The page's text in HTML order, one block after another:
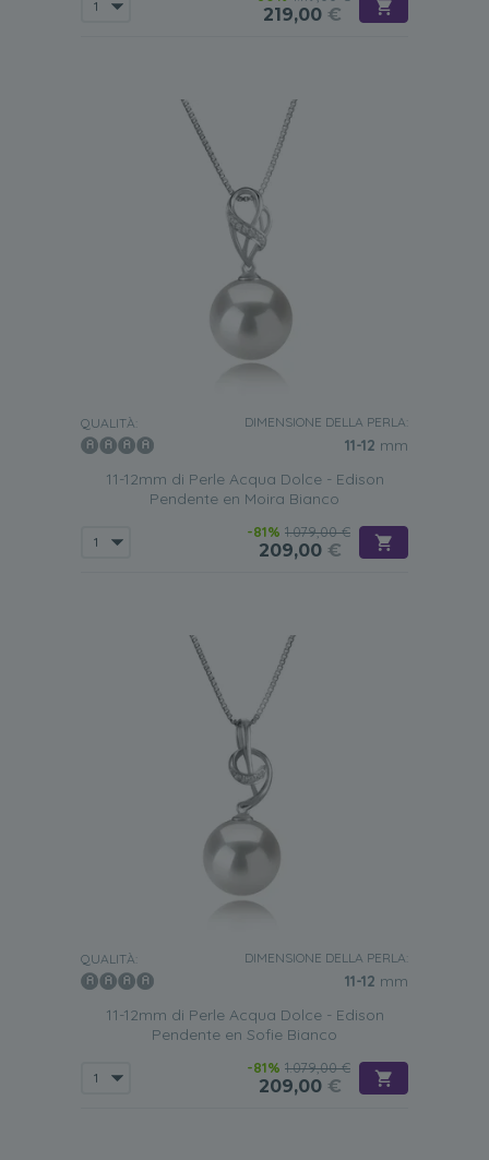
219,00 €
QUALITÀ: DIMENSIONE DELLA PERLA:
11-12 mm
11-12mm di Perle Acqua Dolce - Edison
Pendente en Moira Bianco
-81% 1.079,00 €
209,00 €
QUALITÀ: DIMENSIONE DELLA PERLA:
11-12 mm
11-12mm di Perle Acqua Dolce - Edison
Pendente en Sofie Bianco
-81% 1.079,00 €
209,00 €